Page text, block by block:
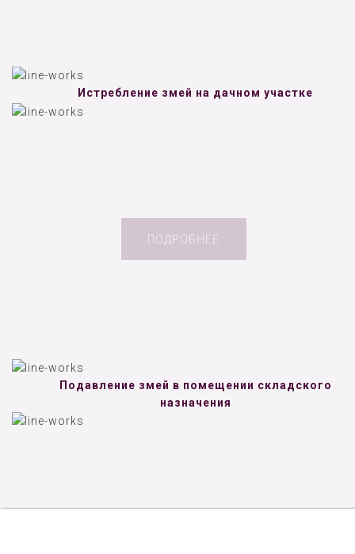
Истребление змей на дачном участке
ПОДРОБНЕЕ
Подавление змей в помещении складского
назначения